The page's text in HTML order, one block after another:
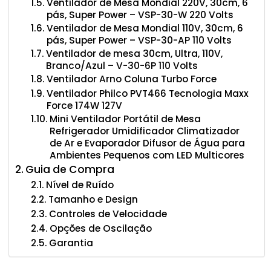
Ventilador de Mesa Mondial 220V, 30cm, 6
pás, Super Power – VSP-30-W 220 Volts
Ventilador de Mesa Mondial 110V, 30cm, 6
pás, Super Power – VSP-30-AP 110 Volts
Ventilador de mesa 30cm, Ultra, 110V,
Branco/Azul – V-30-6P 110 Volts
Ventilador Arno Coluna Turbo Force
Ventilador Philco PVT466 Tecnologia Maxx
Force 174W 127V
Mini Ventilador Portátil de Mesa
Refrigerador Umidificador Climatizador
de Ar e Evaporador Difusor de Água para
Ambientes Pequenos com LED Multicores
Guia de Compra
Nível de Ruído
Tamanho e Design
Controles de Velocidade
Opções de Oscilação
Garantia